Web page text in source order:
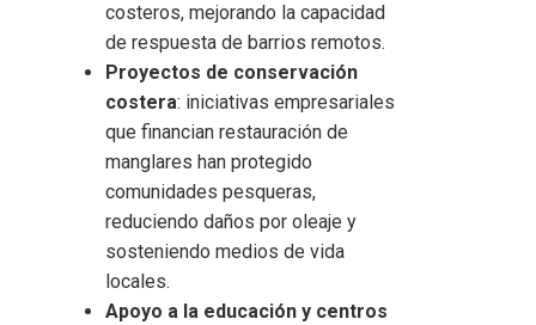
costeros, mejorando la capacidad
de respuesta de barrios remotos.
Proyectos de conservación
costera: iniciativas empresariales
que financian restauración de
manglares han protegido
comunidades pesqueras,
reduciendo daños por oleaje y
sosteniendo medios de vida
locales.
Apoyo a la educación y centros